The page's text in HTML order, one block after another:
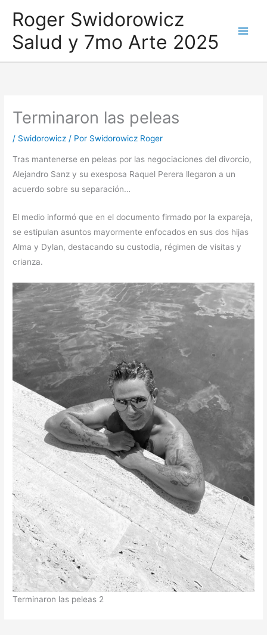
contenido
Roger Swidorowicz
Salud y 7mo Arte 2025
Terminaron las peleas
/ Swidorowicz / Por Swidorowicz Roger
Tras mantenerse en peleas por las negociaciones del divorcio,
Alejandro Sanz y su exesposa Raquel Perera llegaron a un
acuerdo sobre su separación…
El medio informó que en el documento firmado por la expareja,
se estipulan asuntos mayormente enfocados en sus dos hijas
Alma y Dylan, destacando su custodia, régimen de visitas y
crianza.
Terminaron las peleas 2